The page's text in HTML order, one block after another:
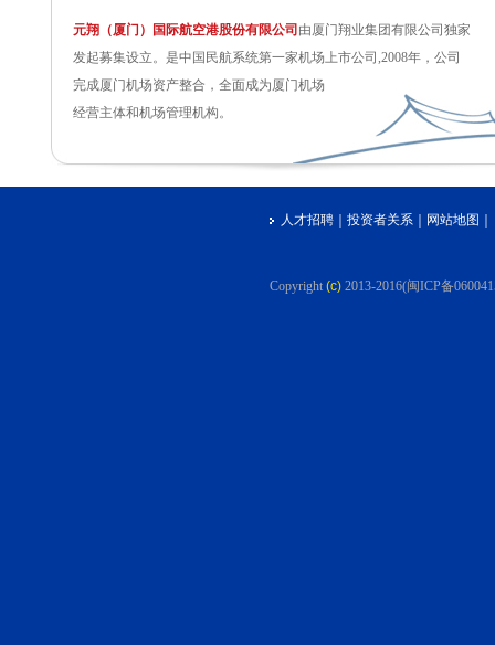
元翔（厦门）国际航空港股份有限公司 由厦门翔业集团有限公司独家
发起募集设立。是中国民航系统第一家机场上市公司,2008年，公司
完成厦门机场资产整合，全面成为厦门机场
经营主体和机场管理机构。
人才招聘 投资者关系 网站地图
Copyright (c) 2013-2016(闽ICP备